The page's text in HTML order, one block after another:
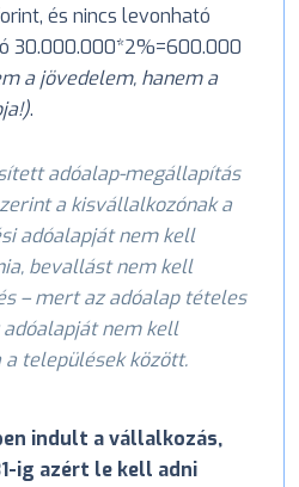
és nincs levonható
30.000.000*2%=600.000
a jövedelem, hanem a
.
adóalap-megállapítás
a kisvállalkozónak a
adóalapját nem kell
bevallást nem kell
– mert az adóalap tételes
adóalapját nem kell
a települések között.
indult a vállalkozás,
ig azért le kell adni